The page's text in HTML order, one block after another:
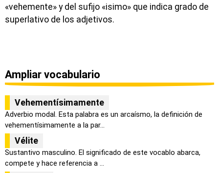
«vehemente» y del sufijo «isimo» que indica grado de
superlativo de los adjetivos.
Ampliar vocabulario
Vehementísimamente
Adverbio modal. Esta palabra es un arcaísmo, la definición de
vehementísimamente a la par...
Vélite
Sustantivo masculino. El significado de este vocablo abarca,
compete y hace referencia a ...